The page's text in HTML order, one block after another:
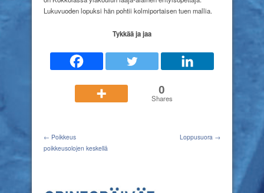
Lukuvuoden lopuksi hän pohtii kolmiportaisen tuen mallia.
Tykkää ja jaa
0
Shares
← Poikkeus
poikkeusolojen keskellä
Loppusuora →